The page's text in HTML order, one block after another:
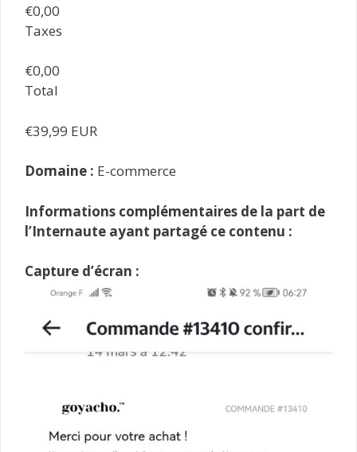
€0,00
Taxes
€0,00
Total
€39,99 EUR
Domaine : E-commerce
Informations complémentaires de la part de
l’Internaute ayant partagé ce contenu :
Capture d’écran :